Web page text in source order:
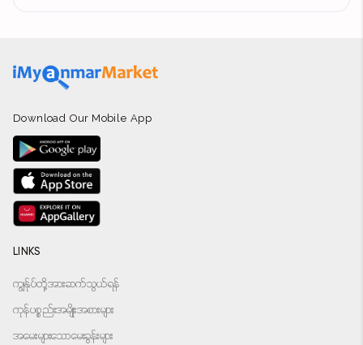
Download Our Mobile App
LINKS
ကျွန်ုပ်တို့အားဆက်သွယ်ရန်
ကုန်ပစ္စည်းအမျိုးအစားများ
အမေးများသောမေးခွန်းများ